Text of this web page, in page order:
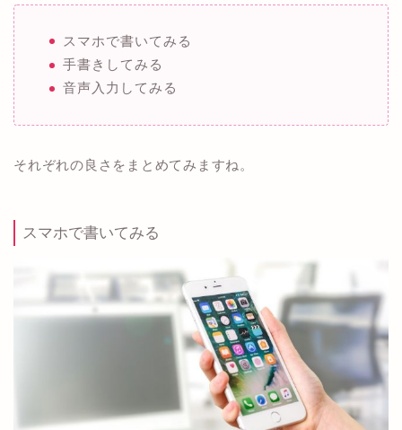
スマホで書いてみる
手書きしてみる
音声入力してみる
それぞれの良さをまとめてみますね。
スマホで書いてみる